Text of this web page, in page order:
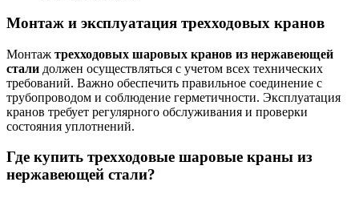
Монтаж и эксплуатация трехходовых кранов
Монтаж трехходовых шаровых кранов из нержавеющей
стали должен осуществляться с учетом всех технических
требований. Важно обеспечить правильное соединение с
трубопроводом и соблюдение герметичности. Эксплуатация
кранов требует регулярного обслуживания и проверки
состояния уплотнений.
Где купить трехходовые шаровые краны из
нержавеющей стали?